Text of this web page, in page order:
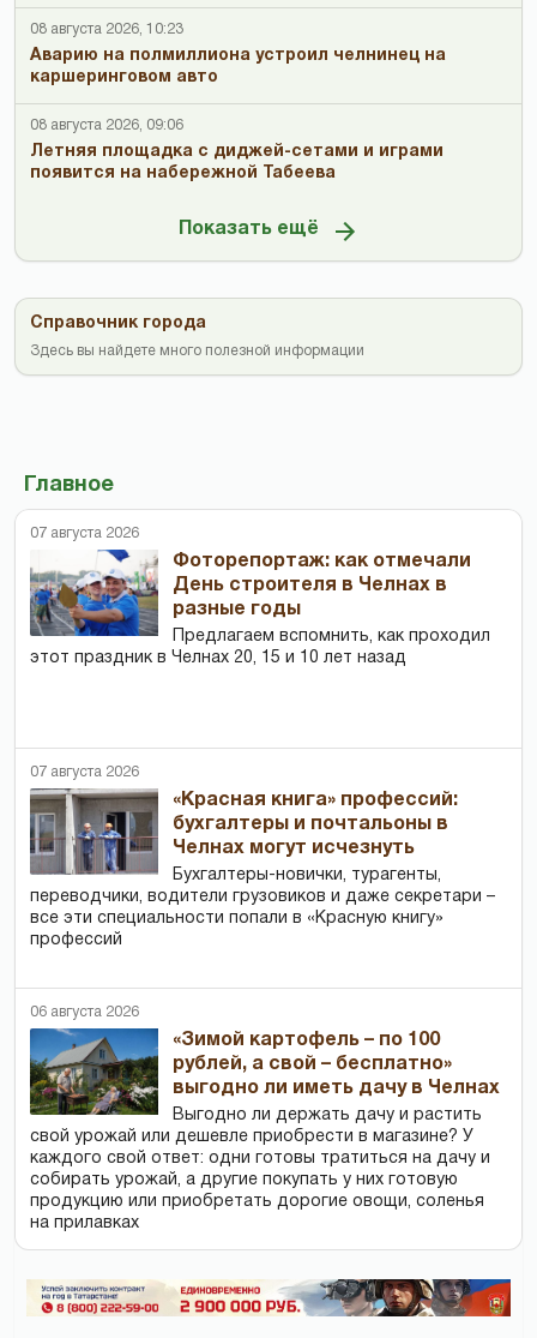
08 августа 2026, 10:23
Аварию на полмиллиона устроил челнинец на
каршеринговом авто
08 августа 2026, 09:06
Летняя площадка с диджей-сетами и играми
появится на набережной Табеева
Показать ещё
Справочник города
Здесь вы найдете много полезной информации
Главное
07 августа 2026
Фоторепортаж: как отмечали
День строителя в Челнах в
разные годы
Предлагаем вспомнить, как проходил
этот праздник в Челнах 20, 15 и 10 лет назад
07 августа 2026
«Красная книга» профессий:
бухгалтеры и почтальоны в
Челнах могут исчезнуть
Бухгалтеры-новички, тур­агенты,
переводчики, водители грузовиков и даже секретари –
все эти специальности попали в «Красную книгу»
профессий
06 августа 2026
«Зимой картофель – по 100
рублей, а свой – бесплатно»
выгодно ли иметь дачу в Челнах
Выгодно ли держать дачу и растить
свой урожай или дешевле приобрести в магазине? У
каждого свой ответ: одни готовы тратиться на дачу и
собирать урожай, а другие покупать у них готовую
продукцию или приобретать дорогие овощи, соленья
на прилавках